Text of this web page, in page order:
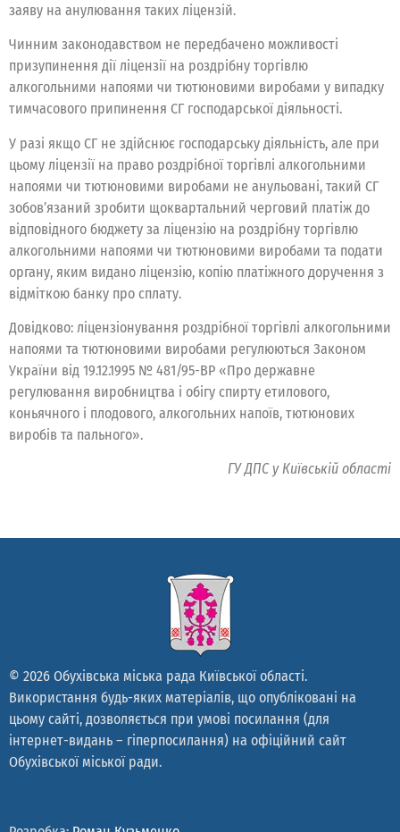
заяву на анулювання таких ліцензій.
Чинним законодавством не передбачено можливості
призупинення дії ліцензії на роздрібну торгівлю
алкогольними напоями чи тютюновими виробами у випадку
тимчасового припинення СГ господарської діяльності.
У разі якщо СГ не здійснює господарську діяльність, але при
цьому ліцензії на право роздрібної торгівлі алкогольними
напоями чи тютюновими виробами не анульовані, такий СГ
зобов’язаний зробити щоквартальний черговий платіж до
відповідного бюджету за ліцензію на роздрібну торгівлю
алкогольними напоями чи тютюновими виробами та подати
органу, яким видано ліцензію, копію платіжного доручення з
відміткою банку про сплату.
Довідково: ліцензіонування роздрібної торгівлі алкогольними
напоями та тютюновими виробами регулюються Законом
України від 19.12.1995 № 481/95-ВР «Про державне
регулювання виробництва і обігу спирту етилового,
коньячного і плодового, алкогольних напоїв, тютюнових
виробів та пального».
ГУ ДПС у Київській області
© 2026 Обухівська міська рада Київської області.
Використання будь-яких матеріалів, що опубліковані на
цьому сайті, дозволяється при умові посилання (для
інтернет-видань – гіперпосилання) на офіційний сайт
Обухівської міської ради.